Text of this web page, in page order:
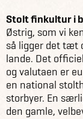
Stolt finkultur i
Østrig, som vi
så ligger det tæt
lande. Det
og valutaen er
en national
storbyer. En
den gamle,